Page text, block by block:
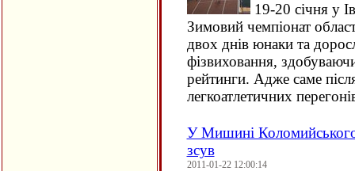
19-20 січня у
Зимовий чемпіонат
двох днів юнаки та
фізвиховання,
рейтинги. Адже саме
легкоатлетичних
У Мишині
зсув
2011-01-22 12:00:14